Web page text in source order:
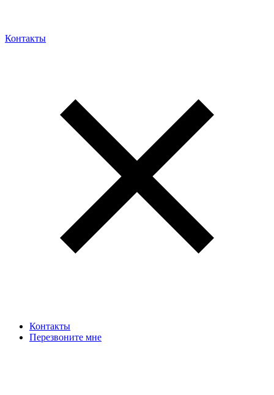
Контакты
Контакты
Перезвоните мне